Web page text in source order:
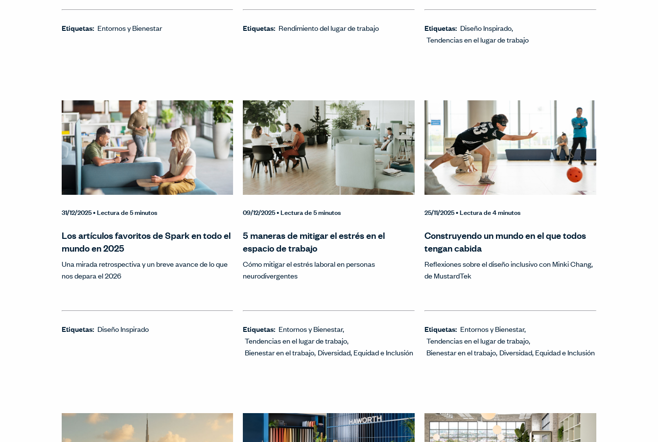
Etiquetas: Entornos y Bienestar Etiquetas: Rendimiento del lugar de trabajo Etiquetas: Diseño Inspirado
Tendencias en el lugar de trabajo
31/12/2025• Lectura de 5 minutos
Los artículos favoritos de Spark en todo el
mundo en 2025
Una mirada retrospectiva y un breve avance de lo que
nos depara el 2026
Etiquetas: Diseño Inspirado
09/12/2025• Lectura de 5 minutos
5 maneras de mitigar el estrés en el
espacio de trabajo
Cómo mitigar el estrés laboral en personas
neurodivergentes
Etiquetas: Entornos y Bienestar
Tendencias en el lugar de trabajo
Bienestar en el trabajo Diversidad, Equidad e Inclusión
25/11/2025• Lectura de 4 minutos
Construyendo un mundo en el que todos
tengan cabida
Reflexiones sobre el diseño inclusivo con Minki Chang,
de MustardTek
Etiquetas: Entornos y Bienestar
Tendencias en el lugar de trabajo
Bienestar en el trabajo Diversidad, Equidad e Inclusión